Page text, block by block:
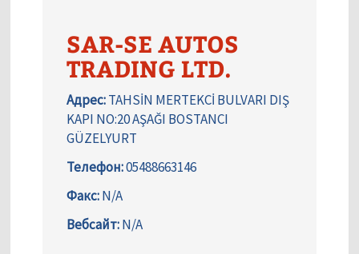
SAR-SE AUTOS
TRADING LTD.
Адрес:TAHSİN MERTEKCİ BULVARI DIŞ
KAPI NO:20 AŞAĞI BOSTANCI
GÜZELYURT
Телефон:05488663146
Факс:N/A
Вебсайт:N/A